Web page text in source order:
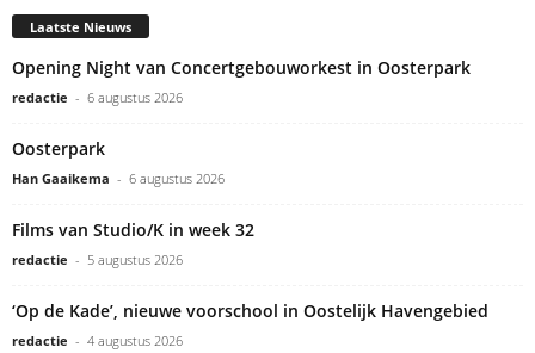
Laatste Nieuws
Opening Night van Concertgebouworkest in Oosterpark
redactie - 6 augustus 2026
Oosterpark
Han Gaaikema - 6 augustus 2026
Films van Studio/K in week 32
redactie - 5 augustus 2026
‘Op de Kade’, nieuwe voorschool in Oostelijk Havengebied
redactie - 4 augustus 2026